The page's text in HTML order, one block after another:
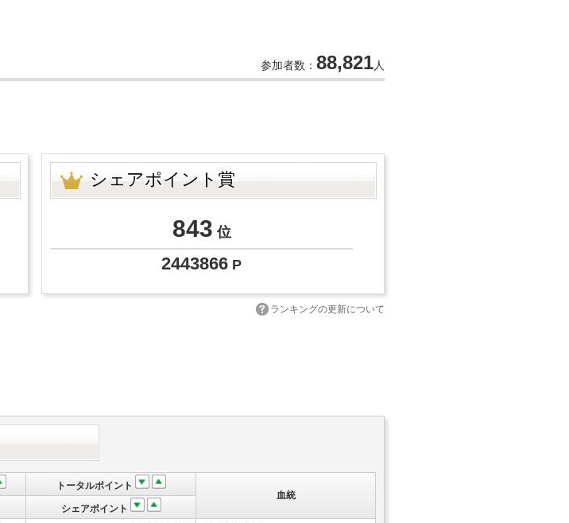
参加者数： 88,821人
シェアポイント賞
843 位
2443866 P
ランキングの更新について
トータルポイント
血統
シェアポイント